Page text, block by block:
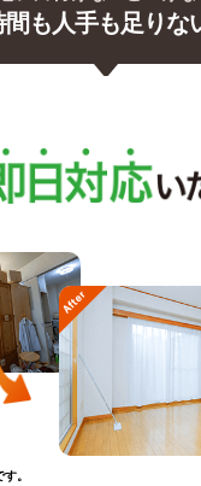
間も人手も足りな
。